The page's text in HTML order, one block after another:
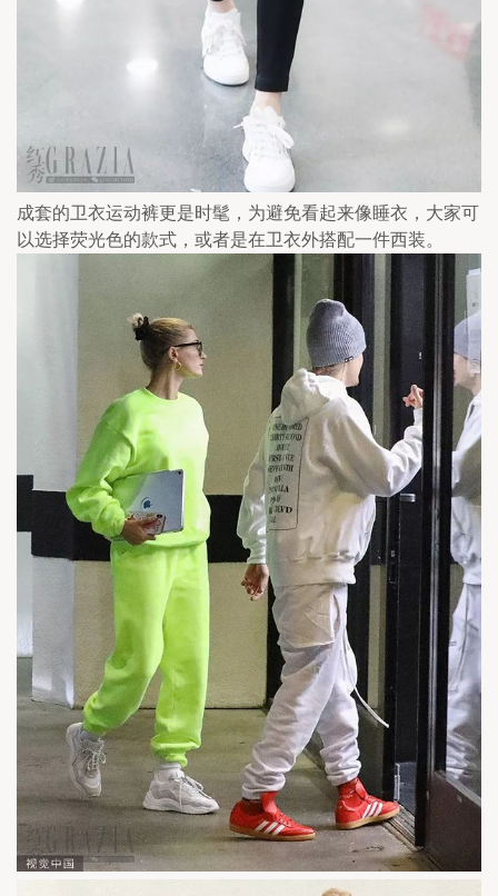
成套的卫衣运动裤更是时髦，为避免看起来像睡衣，大家可
以选择荧光色的款式，或者是在卫衣外搭配一件西装。